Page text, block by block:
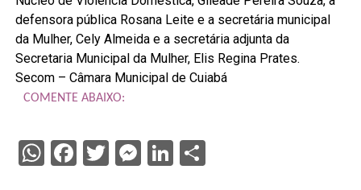
defensora pública Rosana Leite e a secretária municipal
da Mulher, Cely Almeida e a secretária adjunta da
Secretaria Municipal da Mulher, Elis Regina Prates.
Secom – Câmara Municipal de Cuiabá
COMENTE ABAIXO:
WhatsApp
Facebook
Twitter
Messenger
LinkedIn
Share